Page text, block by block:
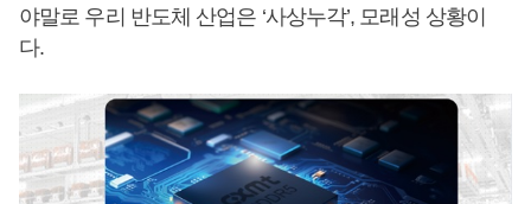
야말로 우리 반도체 산업은 ‘사상누각’, 모래성 상황이
다.